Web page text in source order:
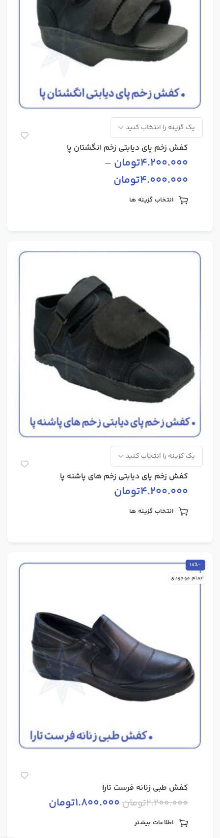
کفش زخم پای دیابتی زخم انگشتان پا
4.200.000تومان –
4.000.000تومان
انتخاب گزینه ها
کفش زخم پای دیابتی زخم های پاشنه پا
4.200.000تومان
انتخاب گزینه ها
-18%
اتمام موجودی
کفش طبی زنانه فرست تارا
2.200.000تومان1.800.000تومان
اطلاعات بیشتر